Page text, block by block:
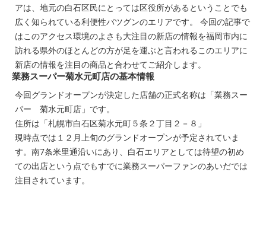
アは、地元の白石区民にとっては区役所があるということでも
広く知られている利便性バツグンのエリアです。 今回の記事で
はこのアクセス環境のよさも大注目の新店の情報を福岡市内に
訪れる県外のほとんどの方が足を運ぶと言われるこのエリアに
新店の情報を注目の商品と合わせてご紹介します。
業務スーパー菊水元町店の基本情報
今回グランドオープンが決定した店舗の正式名称は「業務スー
パー 菊水元町店」です。
住所は「札幌市白石区菊水元町５条２丁目２－８」
現時点では１２月上旬のグランドオープンが予定されていま
す。南7条米里通沿いにあり、白石エリアとしては待望の初め
ての出店という点でもすでに業務スーパーファンのあいだでは
注目されています。